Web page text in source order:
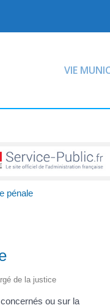
VIE
pénale
de la justice
ou sur la